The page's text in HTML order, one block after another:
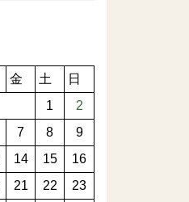
金 土
日
1
2
7 8
9
14 15
16
21 22
23